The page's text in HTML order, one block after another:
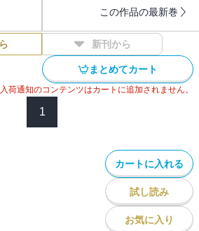
この作品の最新巻
新刊から
まとめてカート
荷通知のコンテンツはカートに追加されません。
1
カートに入れる
試し読み
お気に入り